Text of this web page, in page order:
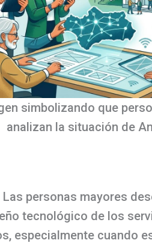
simbolizando que
analizan la situación de
personas mayores
tecnológico de los
especialmente cuando